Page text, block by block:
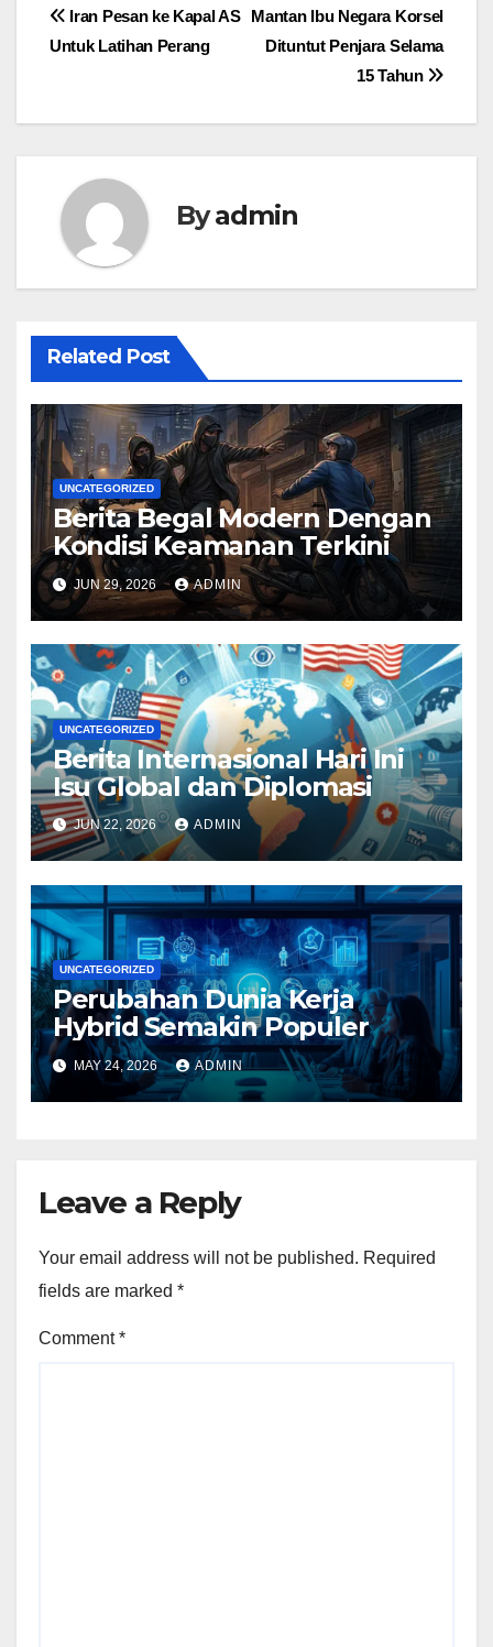
Post
navigation
Mantan Ibu Negara Korsel
Dituntut Penjara Selama
15 Tahun
Iran Pesan ke Kapal AS
Untuk Latihan Perang
Byadmin
Related Post
UNCATEGORIZED
Berita Begal Modern Dengan
Kondisi Keamanan Terkini
JUN 29, 2026 ADMIN
UNCATEGORIZED
Berita Internasional Hari Ini
Isu Global dan Diplomasi
JUN 22, 2026 ADMIN
UNCATEGORIZED
Perubahan Dunia Kerja
Hybrid Semakin Populer
MAY 24, 2026 ADMIN
Leave a Reply
Your email address will not be published. Required
fields are marked *
Comment*